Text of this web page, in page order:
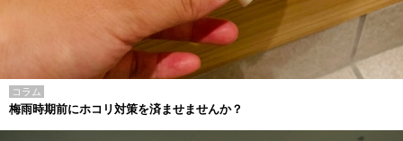
コラム
梅雨時期前にホコリ対策を済ませませんか？